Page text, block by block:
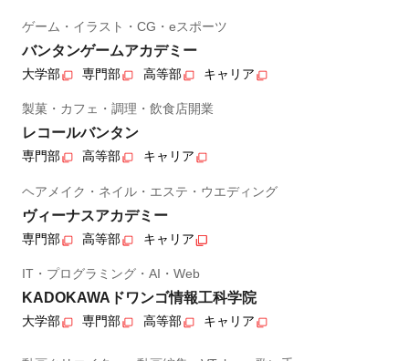
ゲーム・イラスト・CG・eスポーツ
バンタンゲームアカデミー
大学部 専門部 高等部 キャリア
製菓・カフェ・調理・飲食店開業
レコールバンタン
専門部 高等部 キャリア
ヘアメイク・ネイル・エステ・ウエディング
ヴィーナスアカデミー
専門部 高等部 キャリア
IT・プログラミング・AI・Web
KADOKAWAドワンゴ情報工科学院
大学部 専門部 高等部 キャリア